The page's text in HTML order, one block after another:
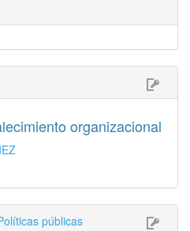
organizacional
públicas